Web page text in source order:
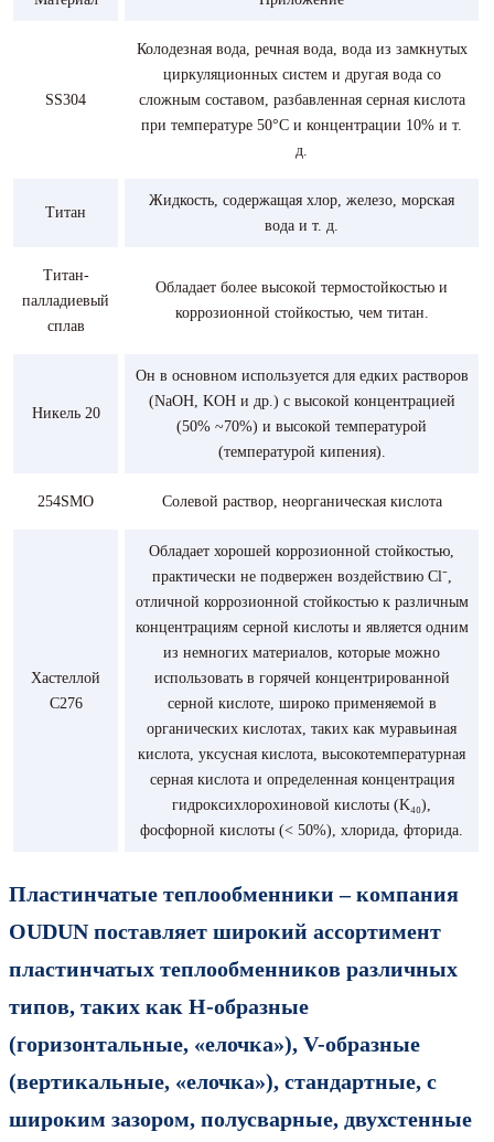
SS304
Колодезная вода, речная вода, вода из замкнутых
циркуляционных систем и другая вода со
сложным составом, разбавленная серная кислота
при температуре 50°C и концентрации 10% и т.
д.
Титан
Жидкость, содержащая хлор, железо, морская
вода и т. д.
Титан-
палладиевый
сплав
Обладает более высокой термостойкостью и
коррозионной стойкостью, чем титан.
Никель 20
Он в основном используется для едких растворов
(NaOH, KOH и др.) с высокой концентрацией
(50% ~70%) и высокой температурой
(температурой кипения).
254SMO Солевой раствор, неорганическая кислота
Хастеллой
C276
Обладает хорошей коррозионной стойкостью,
практически не подвержен воздействию Cl⁻,
отличной коррозионной стойкостью к различным
концентрациям серной кислоты и является одним
из немногих материалов, которые можно
использовать в горячей концентрированной
серной кислоте, широко применяемой в
органических кислотах, таких как муравьиная
кислота, уксусная кислота, высокотемпературная
серная кислота и определенная концентрация
гидроксихлорохиновой кислоты (K₄₀),
фосфорной кислоты (< 50%), хлорида, фторида.
Пластинчатые теплообменники – компания
OUDUN поставляет широкий ассортимент
пластинчатых теплообменников различных
типов, таких как H-образные
(горизонтальные, «елочка»), V-образные
(вертикальные, «елочка»), стандартные, с
широким зазором, полусварные, двухстенные